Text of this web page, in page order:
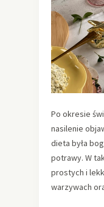
Po okresie
nasilenie
dieta była
potrawy. W
prostych i
warzywach